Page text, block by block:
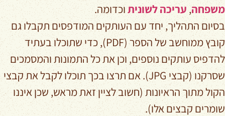
משפחה,עריכה לשוניתוכדומה.
בסיום התהליך, יחד עם העותקים המודפסים תקבלו גם
קובץ ממוחשב של הספר (PDF), כדי שתוכלו בעתיד
להדפיס עותקים נוספים, וכן את כל התמונות והמסמכים
שסרקנו (קבצי JPG). אם תרצו בכך תוכלו לקבל את קבצי
הקול מתוך הראיונות (חשוב לציין זאת מראש, שכן איננו
שומרים קבצים אלו).